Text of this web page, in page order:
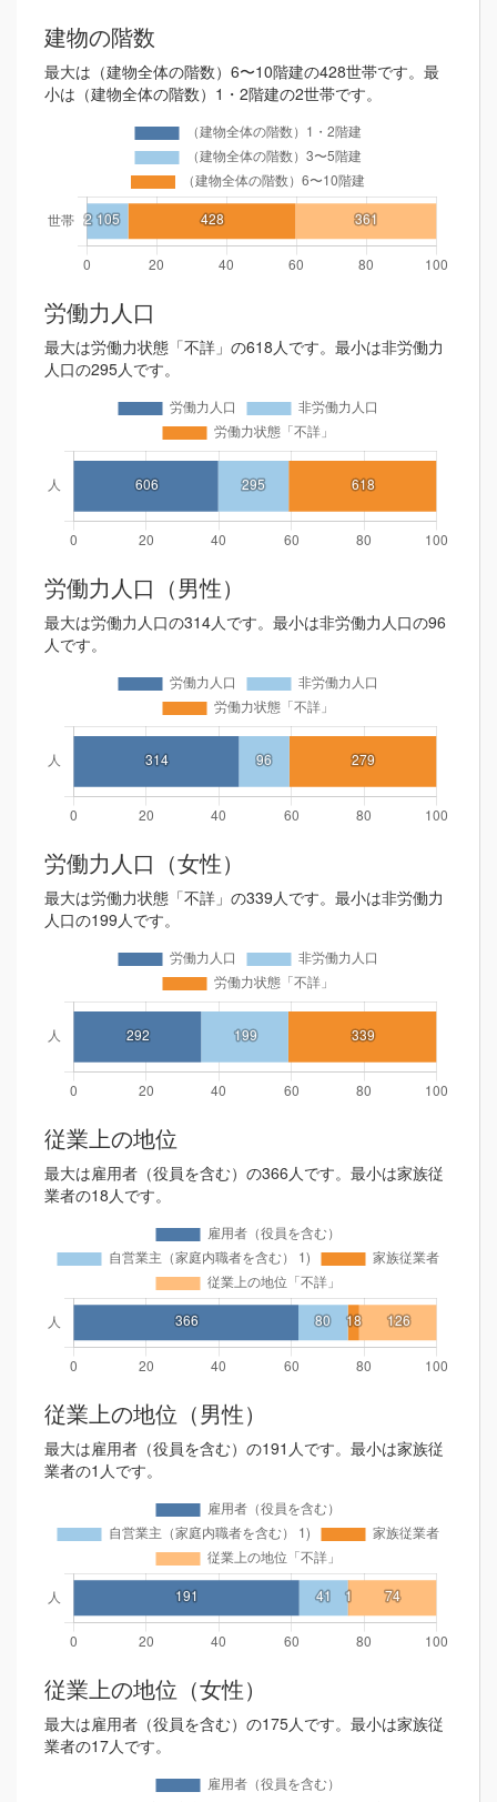
建物の階数
最大は（建物全体の階数）6〜10階建の428世帯です。最
小は（建物全体の階数）1・2階建の2世帯です。
労働力人口
最大は労働力状態「不詳」の618人です。最小は非労働力
人口の295人です。
労働力人口（男性）
最大は労働力人口の314人です。最小は非労働力人口の96
人です。
労働力人口（女性）
最大は労働力状態「不詳」の339人です。最小は非労働力
人口の199人です。
従業上の地位
最大は雇用者（役員を含む）の366人です。最小は家族従
業者の18人です。
従業上の地位（男性）
最大は雇用者（役員を含む）の191人です。最小は家族従
業者の1人です。
従業上の地位（女性）
最大は雇用者（役員を含む）の175人です。最小は家族従
業者の17人です。